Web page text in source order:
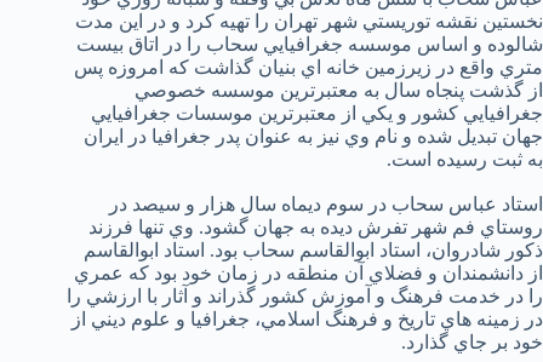
نخستين نقشه توريستي شهر تهران را تهيه كرد و در اين مدت
شالوده و اساس موسسه جغرافيايي سحاب را در اتاق بيست
متري واقع در زيرزمين خانه اي بنيان گذاشت كه امروزه پس
از گذشت پنجاه سال به معتبرترين موسسه خصوصي
جغرافيايي كشور و يكي از معتبرترين موسسات جغرافيايي
جهان تبديل شده و نام وي نيز به عنوان پدر جغرافيا در ايران
به ثبت رسيده است.
استاد عباس سحاب در سوم ديماه سال هزار و سيصد در
روستاي فم شهر تفرش ديده به جهان گشود. وي تنها فرزند
ذكور شادروان، استاد ابوالقاسم سحاب بود. استاد ابوالقاسم
از دانشمندان و فضلاي آن منطقه در زمان خود بود كه عمري
را در خدمت فرهنگ و آموزش كشور گذراند و آثار با ارزشي را
در زمينه هاي تاريخ و فرهنگ اسلامي، جغرافيا و علوم ديني از
خود بر جاي گذارد.